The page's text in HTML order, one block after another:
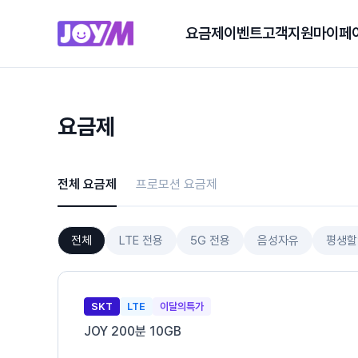
요금제 이벤트고객지원마이페
요금제
전체 요금제 프로모션 요금제
전체 LTE 전용 5G 전용 음성자유 평생
SKT LTE 이달의특가
JOY 200분 10GB